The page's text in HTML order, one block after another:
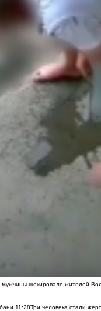
мужчины шокировало жителей
11:28Три человека стали